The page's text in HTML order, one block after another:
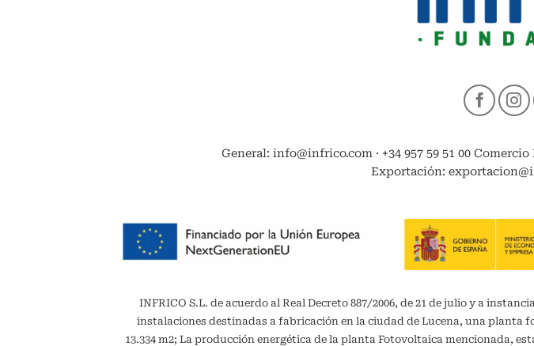
General: info@infrico.com · +34 957 59 51 00
Exportación:
INFRICO S.L. de acuerdo al Real Decreto 887/2006, de 21 de julio y a
instalaciones destinadas a fabricación en la ciudad de Lucena, una planta
13.334 m2; La producción energética de la planta Fotovoltaica mencionada,